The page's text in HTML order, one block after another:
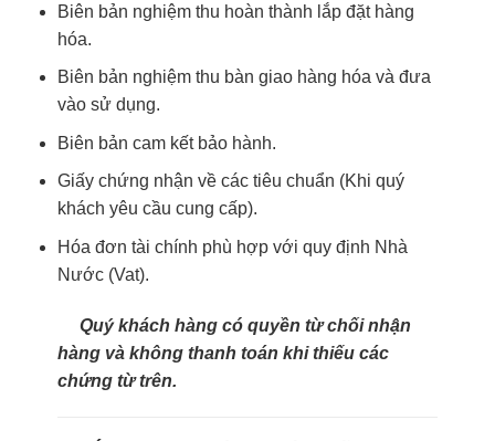
Biên bản nghiệm thu hoàn thành lắp đặt hàng
hóa.
Biên bản nghiệm thu bàn giao hàng hóa và đưa
vào sử dụng.
Biên bản cam kết bảo hành.
Giấy chứng nhận về các tiêu chuẩn (Khi quý
khách yêu cầu cung cấp).
Hóa đơn tài chính phù hợp với quy định Nhà
Nước (Vat).
Quý khách hàng có quyền từ chối nhận
hàng và không thanh toán khi thiếu các
chứng từ trên.